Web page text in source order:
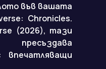
във вашата
Chronicles.
(2026), тази
пресъздава